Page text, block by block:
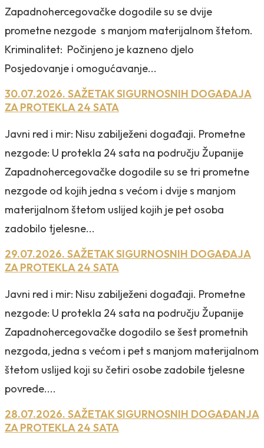
Zapadnohercegovačke dogodile su se dvije
prometne nezgode s manjom materijalnom štetom.
Kriminalitet: Počinjeno je kazneno djelo
Posjedovanje i omogućavanje...
30.07.2026. SAŽETAK SIGURNOSNIH DOGAĐAJA
ZA PROTEKLA 24 SATA
Javni red i mir: Nisu zabilježeni događaji. Prometne
nezgode: U protekla 24 sata na području Županije
Zapadnohercegovačke dogodile su se tri prometne
nezgode od kojih jedna s većom i dvije s manjom
materijalnom štetom uslijed kojih je pet osoba
zadobilo tjelesne...
29.07.2026. SAŽETAK SIGURNOSNIH DOGAĐAJA
ZA PROTEKLA 24 SATA
Javni red i mir: Nisu zabilježeni događaji. Prometne
nezgode: U protekla 24 sata na području Županije
Zapadnohercegovačke dogodilo se šest prometnih
nezgoda, jedna s većom i pet s manjom materijalnom
štetom uslijed koji su četiri osobe zadobile tjelesne
povrede....
28.07.2026. SAŽETAK SIGURNOSNIH DOGAĐANJA
ZA PROTEKLA 24 SATA